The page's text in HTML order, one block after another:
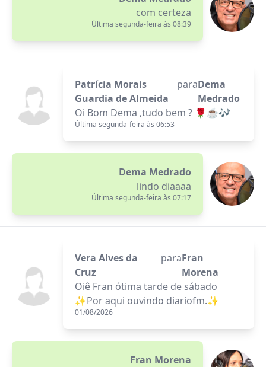
com certeza
Última segunda-feira às 08:39
Patrícia Morais
Guardia de Almeida
paraDema
Medrado
Oi Bom Dema ,tudo bem ? 🌹☕🎶
Última segunda-feira às 06:53
Dema Medrado
lindo diaaaa
Última segunda-feira às 07:17
Vera Alves da
Cruz
paraFran
Morena
Oiê Fran ótima tarde de sábado
✨️Por aqui ouvindo diariofm.✨️
01/08/2026
Fran Morena